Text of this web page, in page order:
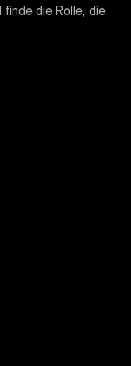
die Rolle, die